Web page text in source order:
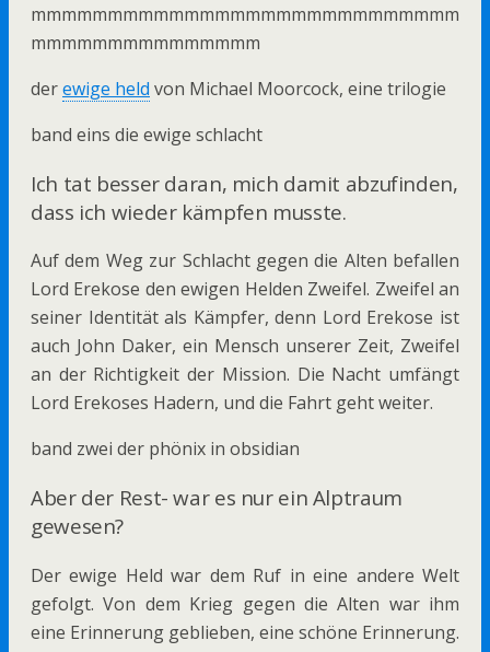
mmmmmmmmmmmmmmmmmmmmmmmmmmmm
mmmmmmmmmmmmmmm
derewige held von Michael Moorcock, eine trilogie
band eins die ewige schlacht
Ich tat besser daran, mich damit abzufinden,
dass ich wieder kämpfen musste.
Auf dem Weg zur Schlacht gegen die Alten befallen
Lord Erekose den ewigen Helden Zweifel. Zweifel an
seiner Identität als Kämpfer, denn Lord Erekose ist
auch John Daker, ein Mensch unserer Zeit, Zweifel
an der Richtigkeit der Mission. Die Nacht umfängt
Lord Erekoses Hadern, und die Fahrt geht weiter.
band zwei der phönix in obsidian
Aber der Rest- war es nur ein Alptraum
gewesen?
Der ewige Held war dem Ruf in eine andere Welt
gefolgt. Von dem Krieg gegen die Alten war ihm
eine Erinnerung geblieben, eine schöne Erinnerung.